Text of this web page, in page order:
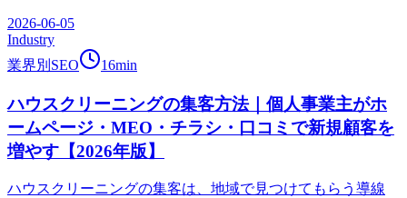
2026-06-05
Industry
業界別SEO
16min
ハウスクリーニングの集客方法｜個人事業主がホ
ームページ・MEO・チラシ・口コミで新規顧客を
増やす【2026年版】
ハウスクリーニングの集客は、地域で見つけてもらう導線